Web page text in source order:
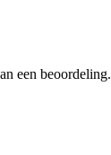
een beoordeling.